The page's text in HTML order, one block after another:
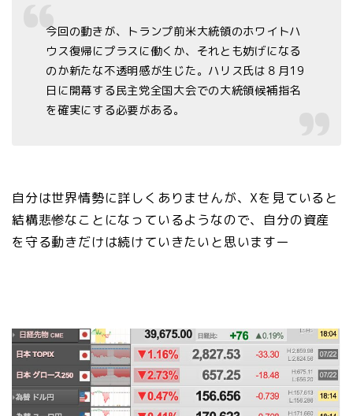
今回の動きが、トランプ前米大統領のホワイトハ
ウス復帰にプラスに働くか、それとも妨げになる
のか新たな不透明感が生じた。ハリス氏は８月19
日に開幕する民主党全国大会での大統領候補指名
を確実にする必要がある。
自分は世界情勢に詳しくありませんが、Xを見ていると
結構悲惨なことになっているようなので、自分の資産
を守る動きだけは続けていきたいと思いますー